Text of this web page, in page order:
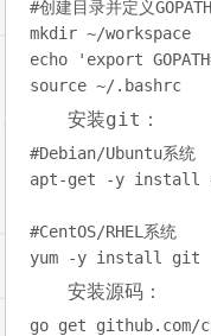
#创建目录并定义
echo
'export
source
安装git ：
#Debian/Ubuntu系统
#CentOS/RHEL系统
安装源码：
go